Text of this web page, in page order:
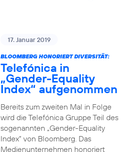
17. Januar 2019
BLOOMBERG HONORIERT DIVERSITÄT:
Telefónica in
„Gender-Equality
Index“ aufgenommen
Bereits zum zweiten Mal in Folge
wird die Telefónica Gruppe Teil des
sogenannten „Gender-Equality
Index“ von Bloomberg. Das
Medienunternehmen honoriert